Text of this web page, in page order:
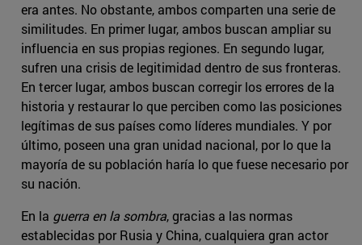
era antes. No obstante, ambos comparten una serie de
similitudes. En primer lugar, ambos buscan ampliar su
influencia en sus propias regiones. En segundo lugar,
sufren una crisis de legitimidad dentro de sus fronteras.
En tercer lugar, ambos buscan corregir los errores de la
historia y restaurar lo que perciben como las posiciones
legítimas de sus países como líderes mundiales. Y por
último, poseen una gran unidad nacional, por lo que la
mayoría de su población haría lo que fuese necesario por
su nación.
En la guerra en la sombra, gracias a las normas
establecidas por Rusia y China, cualquiera gran actor